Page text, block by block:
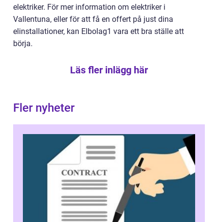
elektriker. För mer information om elektriker i
Vallentuna, eller för att få en offert på just dina
elinstallationer, kan Elbolag1 vara ett bra ställe att
börja.
Läs fler inlägg här
Fler nyheter